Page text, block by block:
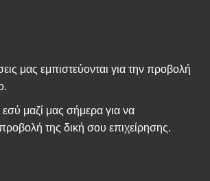
μας εμπιστεύονται για την προβολή
μαζί μας σήμερα για να
της δική σου επιχείρησης.